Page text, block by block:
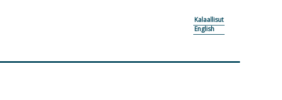
Kalaallisut
English